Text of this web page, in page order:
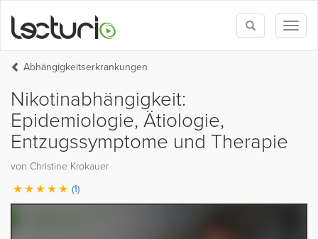
Toggle
search
Abhängigkeitserkrankungen
Nikotinabhängigkeit:
Epidemiologie, Ätiologie,
Entzugssymptome und Therapie
von Christine Krokauer
(1)